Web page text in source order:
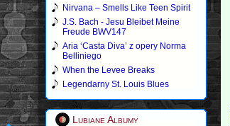
Nirvana – Smells Like Teen Spirit
J.S. Bach - Jesu Bleibet Meine
Freude BWV147
Aria ‘Casta Diva’ z opery Norma
Belliniego
When the Levee Breaks
Legendarny St. Louis Blues
Lubiane Albumy